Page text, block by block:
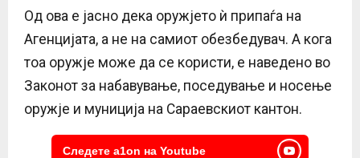
Од ова е јасно дека оружјето ѝ припаѓа на
Агенцијата, а не на самиот обезбедувач. А кога
тоа оружје може да се користи, е наведено во
Законот за набавување, поседување и носење
оружје и муниција на Сараевскиот кантон.
Следете a1on на Youtube